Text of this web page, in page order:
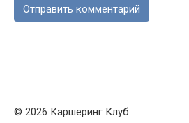
© 2026 Каршеринг Клуб